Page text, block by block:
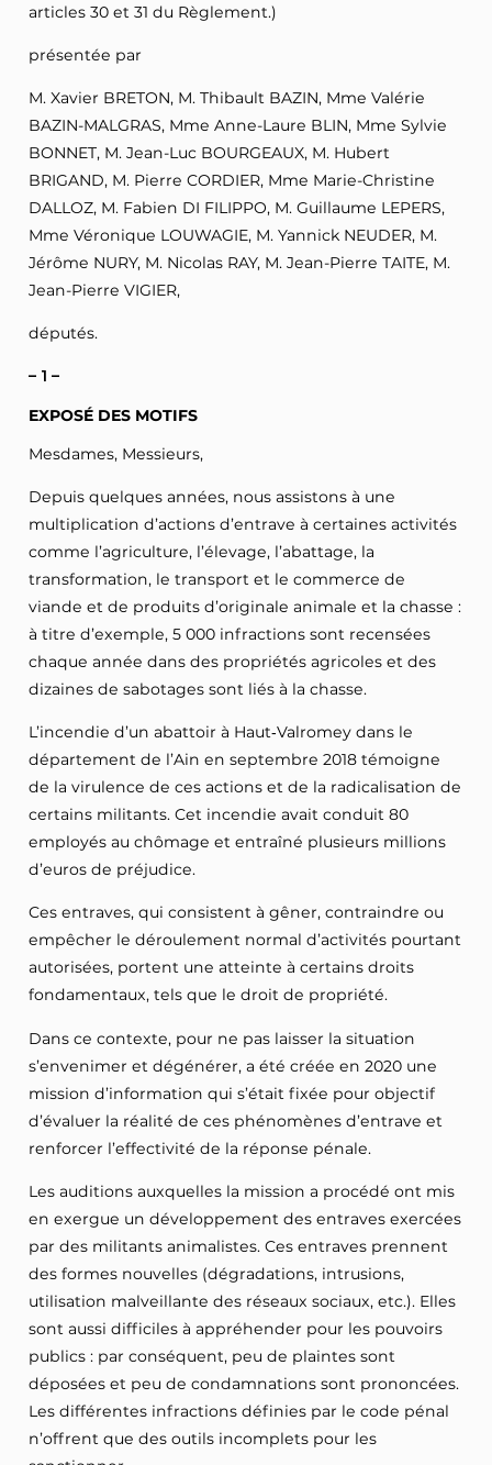
articles 30 et 31 du Règlement.)
présentée par
M. Xavier BRETON, M. Thibault BAZIN, Mme Valérie
BAZIN-MALGRAS, Mme Anne-Laure BLIN, Mme Sylvie
BONNET, M. Jean-Luc BOURGEAUX, M. Hubert
BRIGAND, M. Pierre CORDIER, Mme Marie-Christine
DALLOZ, M. Fabien DI FILIPPO, M. Guillaume LEPERS,
Mme Véronique LOUWAGIE, M. Yannick NEUDER, M.
Jérôme NURY, M. Nicolas RAY, M. Jean-Pierre TAITE, M.
Jean-Pierre VIGIER,
députés.
– 1 –
EXPOSÉ DES MOTIFS
Mesdames, Messieurs,
Depuis quelques années, nous assistons à une
multiplication d’actions d’entrave à certaines activités
comme l’agriculture, l’élevage, l’abattage, la
transformation, le transport et le commerce de
viande et de produits d’originale animale et la chasse :
à titre d’exemple, 5 000 infractions sont recensées
chaque année dans des propriétés agricoles et des
dizaines de sabotages sont liés à la chasse.
L’incendie d’un abattoir à Haut‑Valromey dans le
département de l’Ain en septembre 2018 témoigne
de la virulence de ces actions et de la radicalisation de
certains militants. Cet incendie avait conduit 80
employés au chômage et entraîné plusieurs millions
d’euros de préjudice.
Ces entraves, qui consistent à gêner, contraindre ou
empêcher le déroulement normal d’activités pourtant
autorisées, portent une atteinte à certains droits
fondamentaux, tels que le droit de propriété.
Dans ce contexte, pour ne pas laisser la situation
s’envenimer et dégénérer, a été créée en 2020 une
mission d’information qui s’était fixée pour objectif
d’évaluer la réalité de ces phénomènes d’entrave et
renforcer l’effectivité de la réponse pénale.
Les auditions auxquelles la mission a procédé ont mis
en exergue un développement des entraves exercées
par des militants animalistes. Ces entraves prennent
des formes nouvelles (dégradations, intrusions,
utilisation malveillante des réseaux sociaux, etc.). Elles
sont aussi difficiles à appréhender pour les pouvoirs
publics : par conséquent, peu de plaintes sont
déposées et peu de condamnations sont prononcées.
Les différentes infractions définies par le code pénal
n’offrent que des outils incomplets pour les